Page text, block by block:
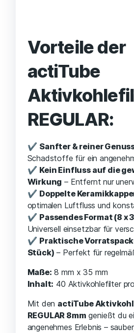
Vorteile der
actiTube
REGULAR:
✔ Sanfter & reiner
Schadstoffe für ein
✔ Kein Einfluss auf die
Wirkung – Entfernt nur
✔ Doppelte
optimalen Luftfluss und
✔ Passendes Format (8 x
Universell einsetzbar für
✔ Praktische
Stück) – Perfekt für
Maße: 8 mm x 35 mm
Inhalt: 40 Aktivkohlefilter
Mit den actiTube
REGULAR 8mm genießt du
angenehmes Erlebnis –